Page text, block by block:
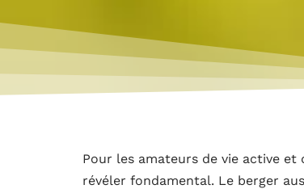
Pour les amateurs de vie active et
révéler fondamental. Le berger